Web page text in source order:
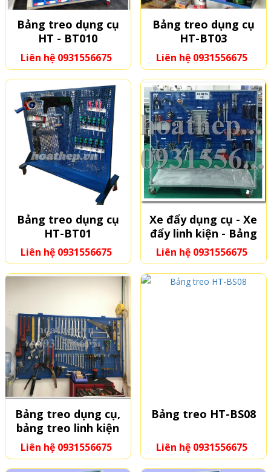
Bảng treo dụng cụ
HT - BT010
Liên hệ 0931556675
Bảng treo dụng cụ
HT-BT03
Liên hệ 0931556675
Bảng treo dụng cụ
HT-BT01
Liên hệ 0931556675
Xe đẩy dụng cụ - Xe
đẩy linh kiện - Bảng
treo dụng cụ di động
Liên hệ 0931556675
Bảng treo dụng cụ,
bảng treo linh kiện
(gắn trên tường)
Liên hệ 0931556675
Bảng treo HT-BS08
Liên hệ 0931556675